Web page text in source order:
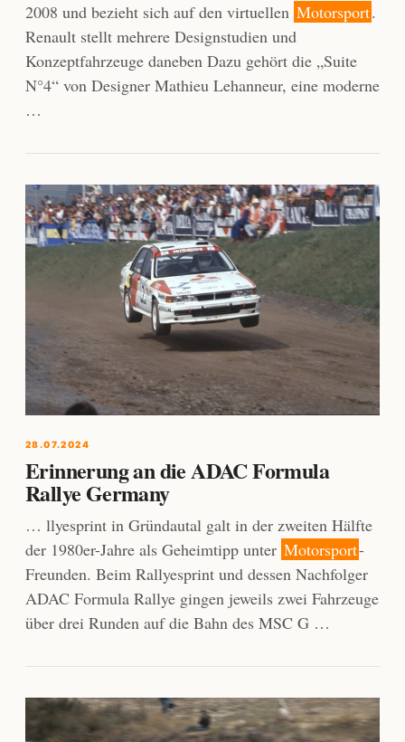
2008 und bezieht sich auf den virtuellen Motorsport.
Renault stellt mehrere Designstudien und
Konzeptfahrzeuge daneben Dazu gehört die „Suite
N°4“ von Designer Mathieu Lehanneur, eine moderne
…
28.07.2024
Erinnerung an die ADAC Formula
Rallye Germany
… llyesprint in Gründautal galt in der zweiten Hälfte
der 1980er-Jahre als Geheimtipp unter Motorsport-
Freunden. Beim Rallyesprint und dessen Nachfolger
ADAC Formula Rallye gingen jeweils zwei Fahrzeuge
über drei Runden auf die Bahn des MSC G …